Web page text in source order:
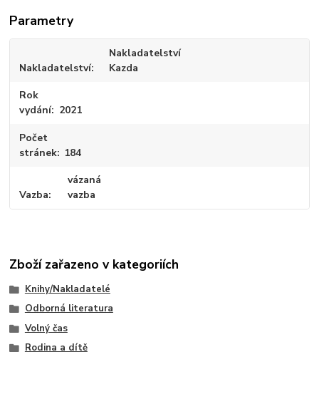
Parametry
Nakladatelství
Nakladatelství
Kazda
Rok
vydání
2021
Počet
stránek
184
Vazba
vázaná
vazba
Zboží zařazeno v kategoriích
Knihy/Nakladatelé
Odborná literatura
Volný čas
Rodina a dítě